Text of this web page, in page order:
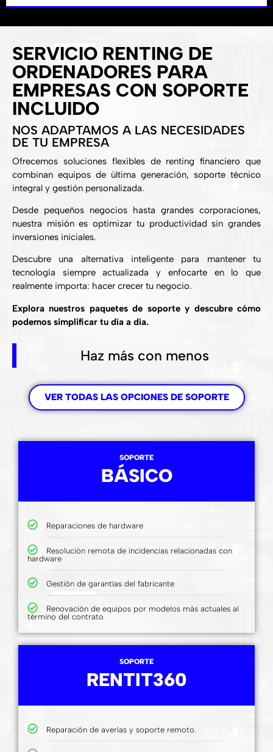
SOPORTE
BÁSICO
Reparaciones de hardware
Resolución remota de incidencias relacionadas con
hardware
Gestión de garantías del fabricante
Renovación de equipos por modelos más actuales al
término del contrato
SOPORTE
RENTIT360
Reparación de averías y soporte remoto.
SERVICIO RENTING DE
ORDENADORES PARA
EMPRESAS CON SOPORTE
INCLUIDO
NOS ADAPTAMOS A LAS NECESIDADES
DE TU EMPRESA
Ofrecemos soluciones flexibles de renting financiero que
combinan equipos de última generación, soporte técnico
integral y gestión personalizada.
Desde pequeños negocios hasta grandes corporaciones,
nuestra misión es optimizar tu productividad sin grandes
inversiones iniciales.
Descubre una alternativa inteligente para mantener tu
tecnología siempre actualizada y enfocarte en lo que
realmente importa: hacer crecer tu negocio.
Explora nuestros paquetes de soporte y descubre cómo
podemos simplificar tu día a día.
Haz más con menos
VER TODAS LAS OPCIONES DE SOPORTE